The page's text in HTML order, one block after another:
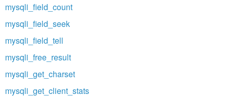
mysqli_field_count
mysqli_field_seek
mysqli_field_tell
mysqli_free_result
mysqli_get_charset
mysqli_get_client_stats